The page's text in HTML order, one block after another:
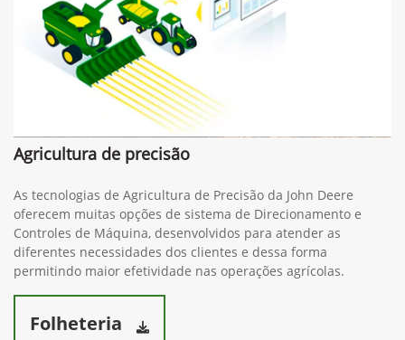
Agricultura de precisão
As tecnologias de Agricultura de Precisão da John Deere
oferecem muitas opções de sistema de Direcionamento e
Controles de Máquina, desenvolvidos para atender as
diferentes necessidades dos clientes e dessa forma
permitindo maior efetividade nas operações agrícolas.
Folheteria